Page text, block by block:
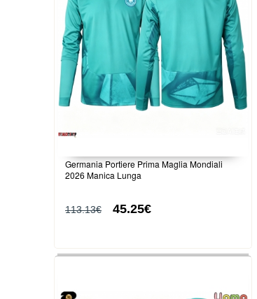
Germania Portiere Prima Maglia Mondiali
2026 Manica Lunga
113.13€ 45.25€